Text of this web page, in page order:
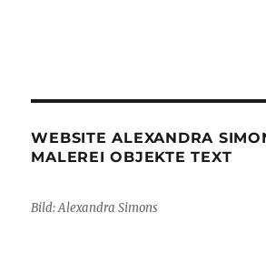
WEBSITE ALEXANDRA
MALEREI OBJEKTE TEXT
Bild: Alexandra Simons